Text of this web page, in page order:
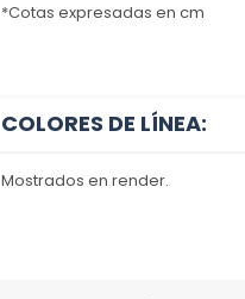
*Cotas expresadas en cm
COLORES DE LÍNEA:
Mostrados en render.